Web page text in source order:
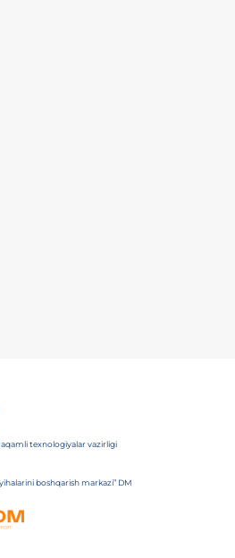
texnologiyalar vazirligi
boshqarish markazi” DM